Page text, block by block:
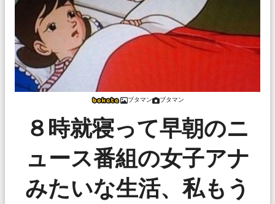
ブタマン ブタマン
８時就寝って早朝のニ
ュース番組の女子アナ
みたいな生活、私もう